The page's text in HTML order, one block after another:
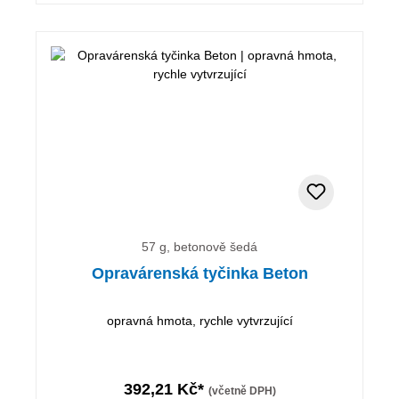
57 g, betonově šedá
Opravárenská tyčinka Beton
opravná hmota, rychle vytvrzující
392,21 Kč* (včetně DPH)